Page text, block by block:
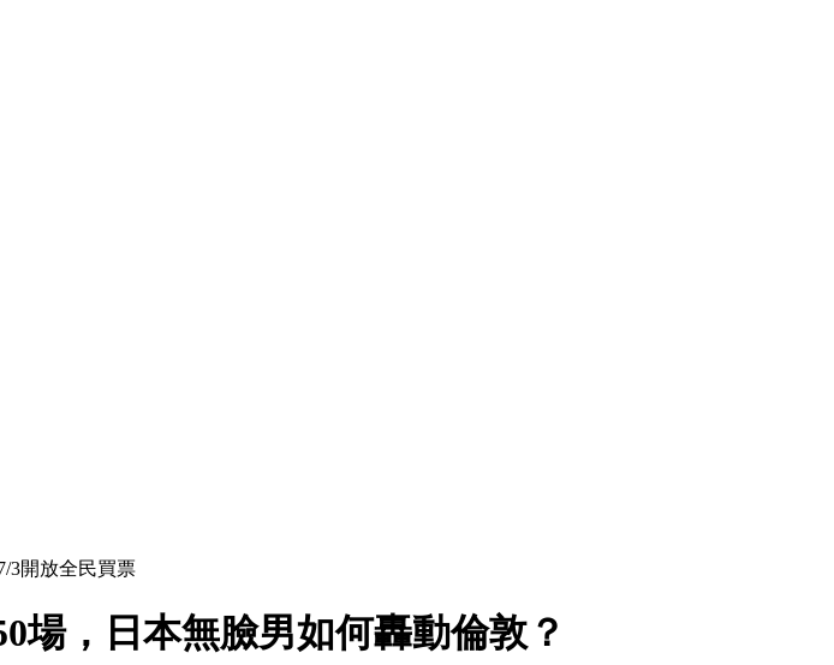
3開放全民買票
場，日本無臉男如何轟動倫敦？